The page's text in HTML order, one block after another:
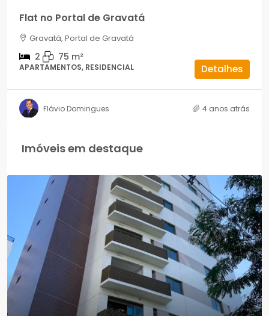
Flat no Portal de Gravatá
Gravatá, Portal de Gravatá
2 75 m²
APARTAMENTOS, RESIDENCIAL Detalhes
Flávio Domingues 4 anos atrás
Imóveis em destaque